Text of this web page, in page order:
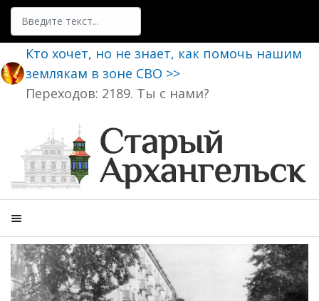
Поиск
Кто хочет, но не знает, как помочь нашим
землякам в зоне СВО >>
Переходов: 2189. Ты с нами?